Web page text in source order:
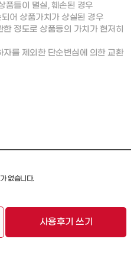
품들이 멸실, 훼손된 경우
어 상품가치가 상실된 경우
정도로 상품등의 가치가 현저히
를 제외한 단순변심에 의한 교환
없습니다.
사용후기 쓰기